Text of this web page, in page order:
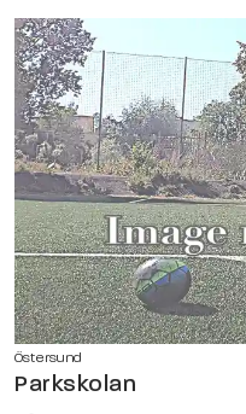
Östersund
Parkskolan